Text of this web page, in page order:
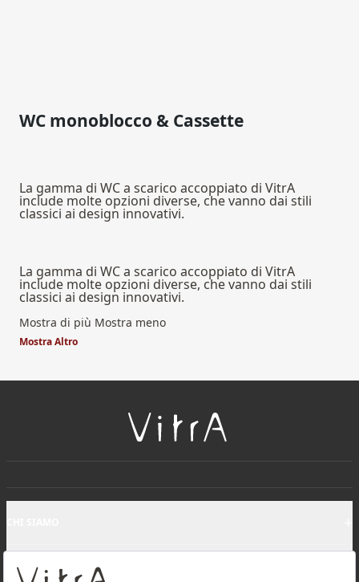
WC monoblocco & Cassette
La gamma di WC a scarico accoppiato di VitrA
include molte opzioni diverse, che vanno dai stili
classici ai design innovativi.
La gamma di WC a scarico accoppiato di VitrA
include molte opzioni diverse, che vanno dai stili
classici ai design innovativi.
Mostra di più Mostra meno
Mostra Altro
PRODOTTI